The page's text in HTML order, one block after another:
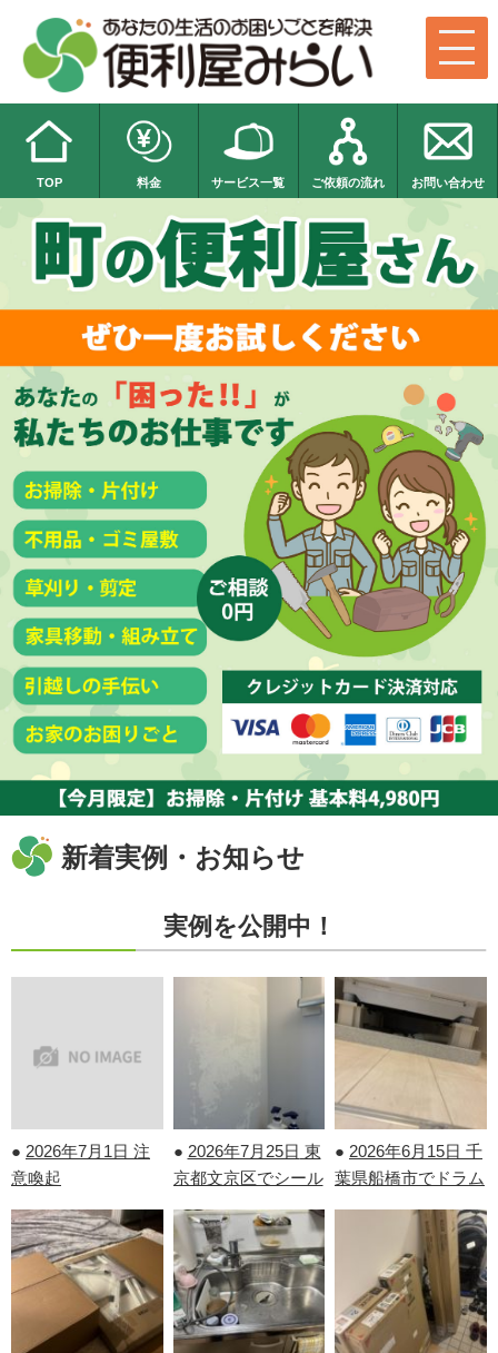
TOP 料金 サービス一覧 ご依頼の流れ お問い合わせ
新着実例・お知らせ
実例を公開中！
● 2026年7月1日 注
意喚起
● 2026年7月25日 東
京都文京区でシール
た！
● 2026年6月15日 千
葉県船橋市でドラム
を行いました！